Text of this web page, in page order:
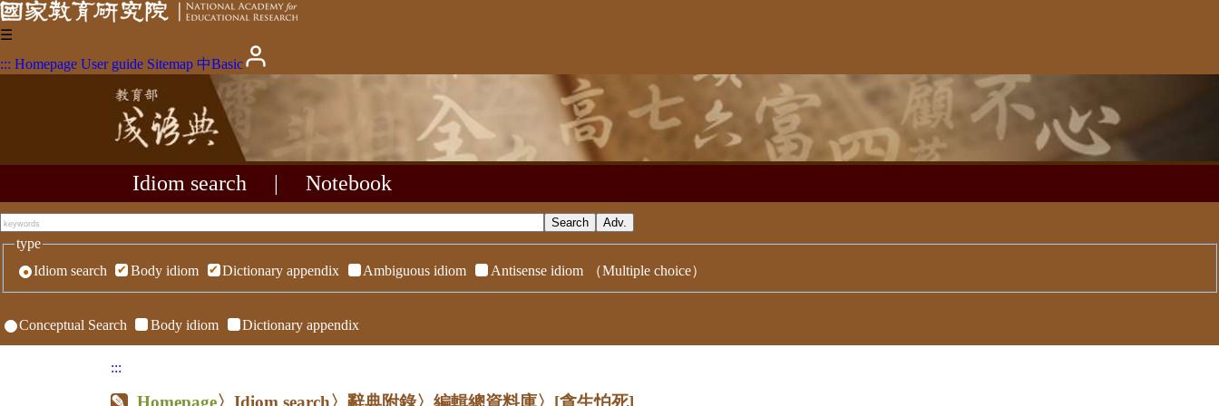
☰
::: Homepage User guide Sitemap 中Basic
Idiom search Notebook
type
Idiom search
Body idiom Dictionary appendix Ambiguous idiom Antisense idiom （Multiple choice）
Conceptual Search Body idiom Dictionary appendix
:::
Homepage〉Idiom search〉辭典附錄〉編輯總資料庫〉 [貪生怕死]